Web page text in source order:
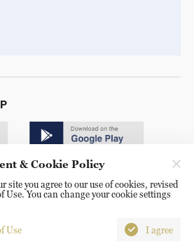
All Rights Reserved. 16A
China. 100040
& Cookie Policy
site you agree to our use of cookies, revised
Use. You can change your cookie settings
Use I agree